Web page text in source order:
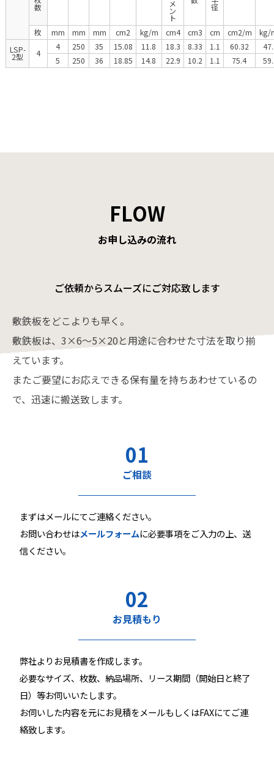
数 メ
ン
ト
径
枚 mm mm mm cm2 kg/m cm4 cm3 cm cm2/m
kg/
LSP-
2型 4
4 250 35 15.08 11.8 18.3 8.33 1.1 60.32
5
250 36 18.85 14.8 22.9 10.2 1.1 75.4
FLOW
お申し込みの流れ
ご依頼からスムーズにご対応致します
敷鉄板をどこよりも早く。
敷鉄板は、3×6～5×20と用途に合わせた寸法を取り揃
えています。
またご要望にお応えできる保有量を持ちあわせているの
で、迅速に搬送致します。
01
ご相談
まずはメールにてご連絡ください。
お問い合わせはメールフォームに必要事項をご入力の上、送
信ください。
02
お見積もり
弊社よりお見積書を作成します。
必要なサイズ、枚数、納品場所、リース期間（開始日と終了
日）等お伺いいたします。
お伺いした内容を元にお見積をメールもしくはFAXにてご連
絡致します。